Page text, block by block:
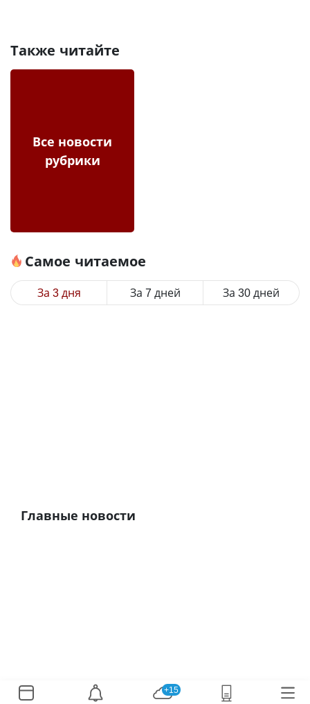
Также читайте
Все новости
рубрики
Самое читаемое
За 3 дня За 7 дней За 30 дней
Главные новости
+15